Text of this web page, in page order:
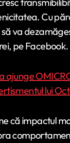
Cu
va
pe Facebook.
ajunge
lui
că impactul